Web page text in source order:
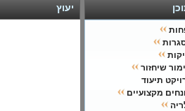
יעוץ
שיחזור
תיעוד
מקצועיים